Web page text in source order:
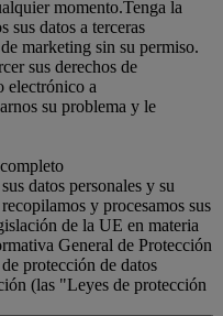
momento.Tenga la
sus datos a terceras
marketing sin su permiso.
sus derechos de
electrónico a
su problema y le
datos personales y su
y procesamos sus
de la UE en materia
General de Protección
protección de datos
(las "Leyes de protección